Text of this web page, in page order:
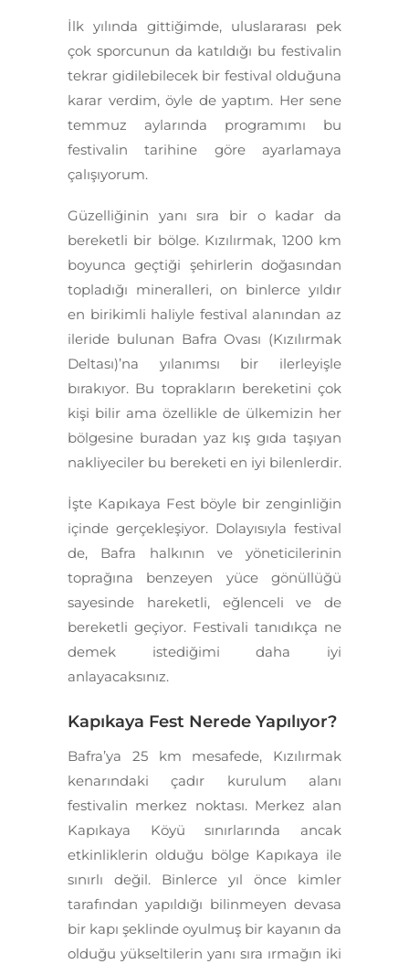
İlk yılında gittiğimde, uluslararası pek
çok sporcunun da katıldığı bu festivalin
tekrar gidilebilecek bir festival olduğuna
karar verdim, öyle de yaptım. Her sene
temmuz aylarında programımı bu
festivalin tarihine göre ayarlamaya
çalışıyorum.
Güzelliğinin yanı sıra bir o kadar da
bereketli bir bölge. Kızılırmak, 1200 km
boyunca geçtiği şehirlerin doğasından
topladığı mineralleri, on binlerce yıldır
en birikimli haliyle festival alanından az
ileride bulunan Bafra Ovası (Kızılırmak
Deltası)’na yılanımsı bir ilerleyişle
bırakıyor. Bu toprakların bereketini çok
kişi bilir ama özellikle de ülkemizin her
bölgesine buradan yaz kış gıda taşıyan
nakliyeciler bu bereketi en iyi bilenlerdir.
İşte Kapıkaya Fest böyle bir zenginliğin
içinde gerçekleşiyor. Dolayısıyla festival
de, Bafra halkının ve yöneticilerinin
toprağına benzeyen yüce gönüllüğü
sayesinde hareketli, eğlenceli ve de
bereketli geçiyor. Festivali tanıdıkça ne
demek istediğimi daha iyi
anlayacaksınız.
Kapıkaya Fest Nerede Yapılıyor?
Bafra’ya 25 km mesafede, Kızılırmak
kenarındaki çadır kurulum alanı
festivalin merkez noktası. Merkez alan
Kapıkaya Köyü sınırlarında ancak
etkinliklerin olduğu bölge Kapıkaya ile
sınırlı değil. Binlerce yıl önce kimler
tarafından yapıldığı bilinmeyen devasa
bir kapı şeklinde oyulmuş bir kayanın da
olduğu yükseltilerin yanı sıra ırmağın iki